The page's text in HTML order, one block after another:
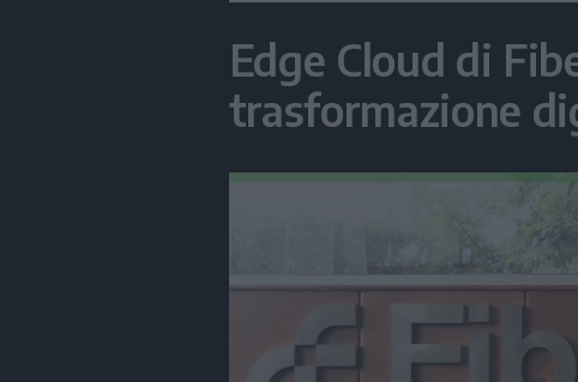
Edge Cloud di
trasformazione